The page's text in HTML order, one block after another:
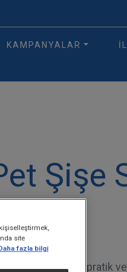
KAMPANYALAR
Şişe
su tüketimini pratik
site
fazla bilgi